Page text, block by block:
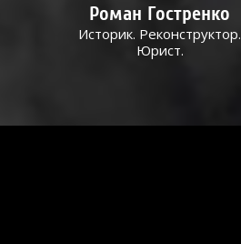
Роман Гостренко
Историк. Реконструктор.
Юрист.